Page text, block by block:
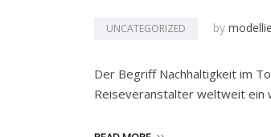
UNCATEGORIZED by
Der Begriff Nachhaltigkeit im
Reiseveranstalter weltweit ein